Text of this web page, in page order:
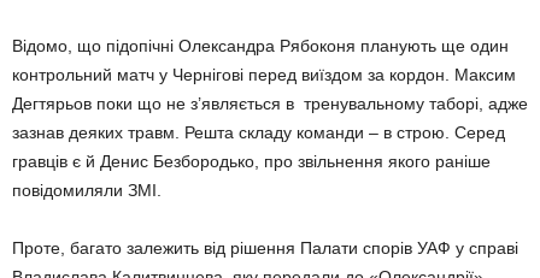
Відомо, що підопічні Олександра Рябоконя планують ще один
контрольний матч у Чернігові перед виїздом за кордон. Максим
Дегтярьов поки що не з’являється в тренувальному таборі, адже
зазнав деяких травм. Решта складу команди – в строю. Серед
гравців є й Денис Безбородько, про звільнення якого раніше
повідомиляли ЗМІ.
Проте, багато залежить від рішення Палати спорів УАФ у справі